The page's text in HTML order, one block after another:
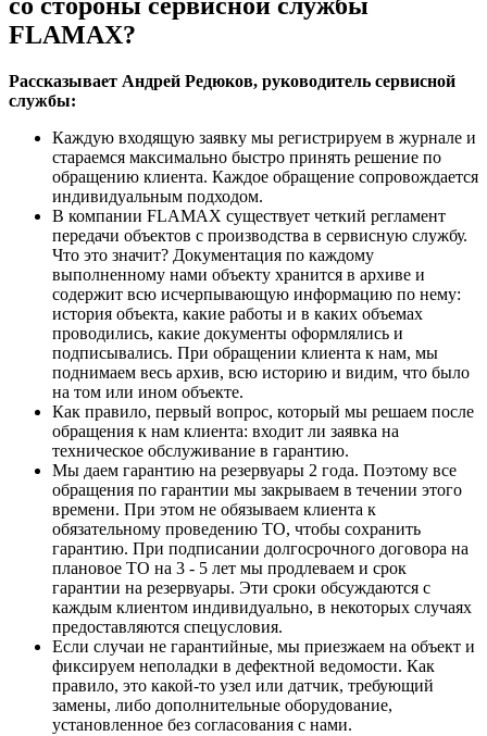
со стороны сервисной службы
FLAMAX?
Рассказывает Андрей Редюков, руководитель сервисной
службы:
Каждую входящую заявку мы регистрируем в журнале и
стараемся максимально быстро принять решение по
обращению клиента. Каждое обращение сопровождается
индивидуальным подходом.
В компании FLAMAX существует четкий регламент
передачи объектов с производства в сервисную службу.
Что это значит? Документация по каждому
выполненному нами объекту хранится в архиве и
содержит всю исчерпывающую информацию по нему:
история объекта, какие работы и в каких объемах
проводились, какие документы оформлялись и
подписывались. При обращении клиента к нам, мы
поднимаем весь архив, всю историю и видим, что было
на том или ином объекте.
Как правило, первый вопрос, который мы решаем после
обращения к нам клиента: входит ли заявка на
техническое обслуживание в гарантию.
Мы даем гарантию на резервуары 2 года. Поэтому все
обращения по гарантии мы закрываем в течении этого
времени. При этом не обязываем клиента к
обязательному проведению ТО, чтобы сохранить
гарантию. При подписании долгосрочного договора на
плановое ТО на 3 - 5 лет мы продлеваем и срок
гарантии на резервуары. Эти сроки обсуждаются с
каждым клиентом индивидуально, в некоторых случаях
предоставляются спецусловия.
Если случаи не гарантийные, мы приезжаем на объект и
фиксируем неполадки в дефектной ведомости. Как
правило, это какой-то узел или датчик, требующий
замены, либо дополнительные оборудование,
установленное без согласования с нами.